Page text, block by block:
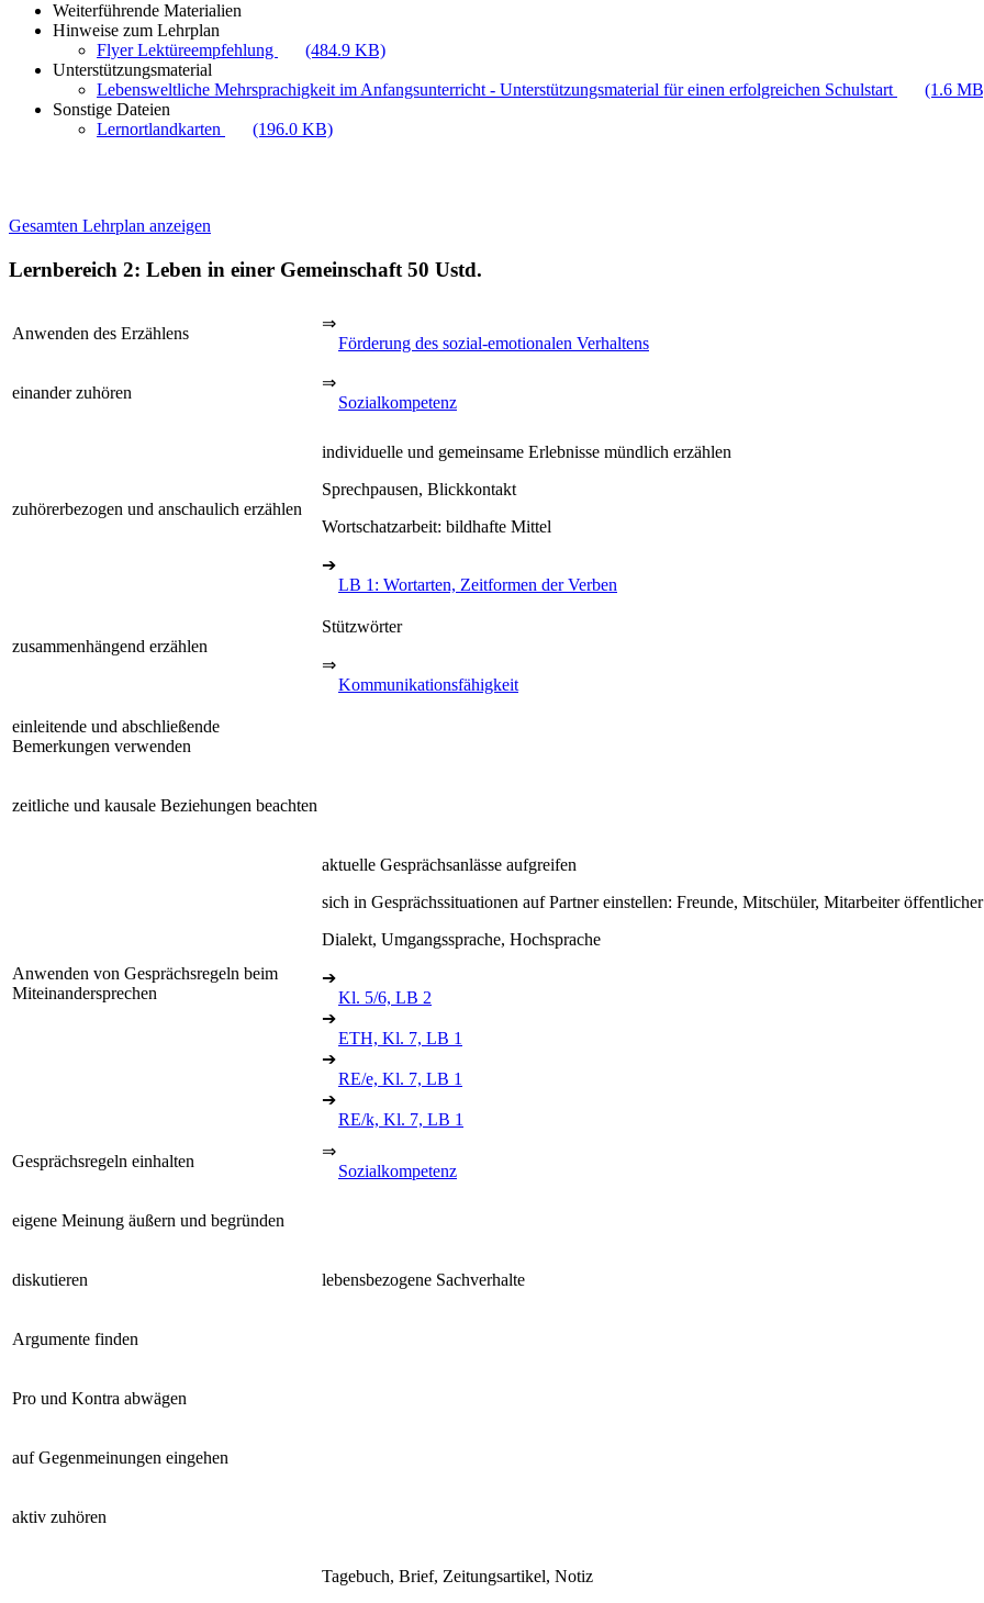
Weiterführende Materialien
Hinweise zum Lehrplan
Flyer Lektüreempfehlung
(484.9 KB)
Unterstützungsmaterial
Lebensweltliche Mehrsprachigkeit im Anfangsunterricht - Unterstützungsmaterial für einen erfolgreichen Schulstart
(1.6
Sonstige Dateien
Lernortlandkarten
(196.0 KB)
Gesamten Lehrplan anzeigen
Lernbereich 2: Leben in einer Gemeinschaft 50 Ustd.
Anwenden des Erzählens
⇒
Förderung des sozial-emotionalen Verhaltens
einander zuhören
⇒
Sozialkompetenz
zuhörerbezogen und anschaulich erzählen
individuelle und gemeinsame Erlebnisse mündlich erzählen
Sprechpausen, Blickkontakt
Wortschatzarbeit: bildhafte Mittel
➔
LB 1: Wortarten, Zeitformen der Verben
zusammenhängend erzählen
Stützwörter
⇒
Kommunikationsfähigkeit
einleitende und abschließende
Bemerkungen verwenden
zeitliche und kausale Beziehungen beachten
Anwenden von Gesprächsregeln beim
Miteinandersprechen
aktuelle Gesprächsanlässe aufgreifen
sich in Gesprächssituationen auf Partner einstellen: Freunde, Mitschüler, Mitarbeiter
Dialekt, Umgangssprache, Hochsprache
➔
Kl. 5/6, LB 2
➔
ETH, Kl. 7, LB 1
➔
RE/e, Kl. 7, LB 1
➔
RE/k, Kl. 7, LB 1
Gesprächsregeln einhalten
⇒
Sozialkompetenz
eigene Meinung äußern und begründen
diskutieren lebensbezogene Sachverhalte
Argumente finden
Pro und Kontra abwägen
auf Gegenmeinungen eingehen
aktiv zuhören
Tagebuch, Brief, Zeitungsartikel, Notiz